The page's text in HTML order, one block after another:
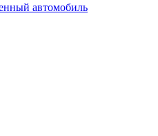
автомобиль